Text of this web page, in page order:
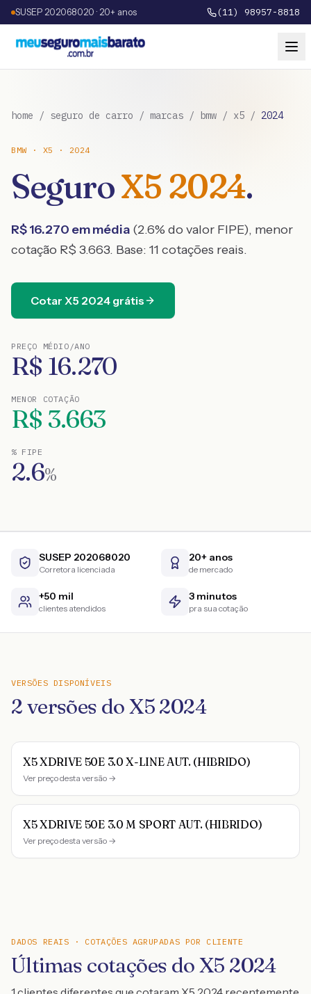
SUSEP 202068020 · 20+ anos (11) 98957-8818
home / seguro de carro / marcas / bmw / x5 / 2024
BMW · X5 · 2024
SeguroX5 2024.
R$16.270 em média (2.6% do valor FIPE), menor
cotação R$ 3.663. Base: 11 cotações reais.
Cotar X5 2024 grátis
PREÇO MÉDIO/ANO
R$ 16.270
MENOR COTAÇÃO
R$ 3.663
% FIPE
2.6%
SUSEP 202068020
Corretora licenciada
20+ anos
de mercado
+50 mil
clientes atendidos
3 minutos
pra sua cotação
VERSÕES DISPONÍVEIS
2versões doX52024
X5 XDRIVE 50E 3.0 X-LINE AUT. (HIBRIDO)
Ver preço desta versão →
X5 XDRIVE 50E 3.0 M SPORT AUT. (HIBRIDO)
Ver preço desta versão →
DADOS REAIS · COTAÇÕES AGRUPADAS POR CLIENTE
Últimas cotações do X5 2024